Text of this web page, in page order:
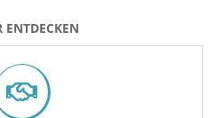
ENTDECKEN